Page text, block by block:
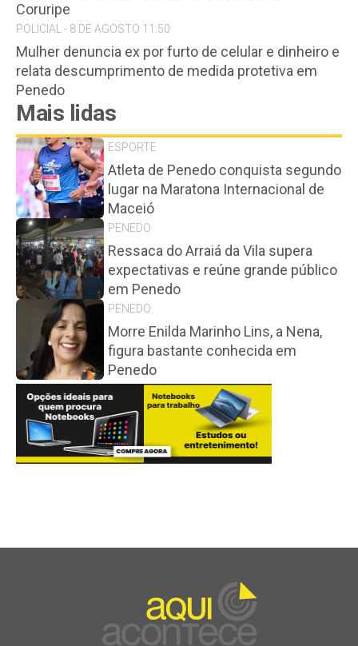
Coruripe
POLICIAL - 8 DE AGOSTO 11:50
Mulher denuncia ex por furto de celular e dinheiro e
relata descumprimento de medida protetiva em
Penedo
Mais lidas
ESPORTE
Atleta de Penedo conquista segundo
lugar na Maratona Internacional de
Maceió
PENEDO
Ressaca do Arraiá da Vila supera
expectativas e reúne grande público
em Penedo
PENEDO
Morre Enilda Marinho Lins, a Nena,
figura bastante conhecida em
Penedo